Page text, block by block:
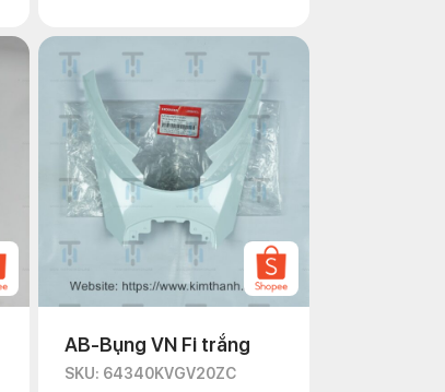
AB-Bụng VN Fi trắng
SKU: 64340KVGV20ZC